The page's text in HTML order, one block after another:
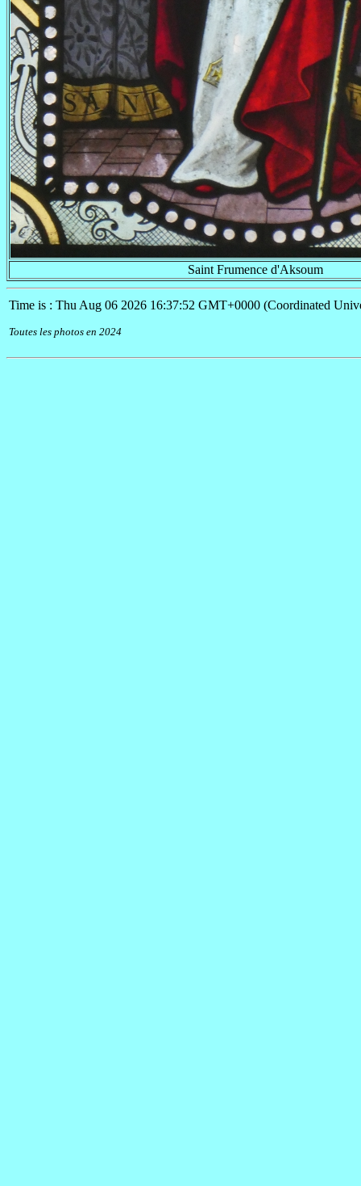
Saint Frumence d'Aksoum
Time is : Thu Aug 06 2026 16:37:52 GMT+0000 (Coordinated
Toutes les photos en 2024